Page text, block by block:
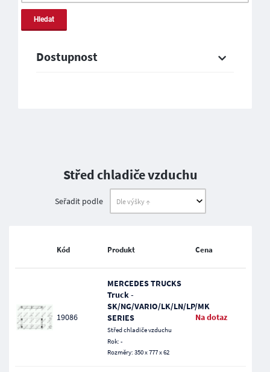
Hledat
Dostupnost
Střed chladiče vzduchu
Seřadit podle
Kód Produkt Cena
19086
MERCEDES TRUCKS
Truck -
SK/NG/VARIO/LK/LN/LP/MK
SERIES
Střed chladiče vzduchu
Rok: -
Rozměry: 350 x 777 x 62
Na dotaz